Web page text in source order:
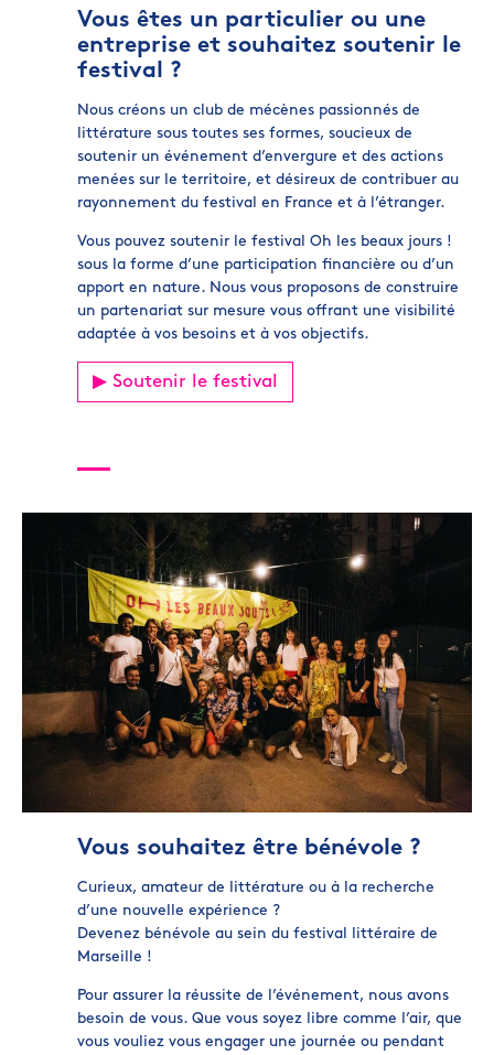
Vous êtes un particulier ou une
entreprise et souhaitez soutenir le
festival ?
Nous créons un club de mécènes passionnés de
littérature sous toutes ses formes, soucieux de
soutenir un événement d’envergure et des actions
menées sur le territoire, et désireux de contribuer au
rayonnement du festival en France et à l’étranger.
Vous pouvez soutenir le festival Oh les beaux jours !
sous la forme d’une participation financière ou d’un
apport en nature. Nous vous proposons de construire
un partenariat sur mesure vous offrant une visibilité
adaptée à vos besoins et à vos objectifs.
▶︎ Soutenir le festival
Vous souhaitez être bénévole ?
Curieux, amateur de littérature ou à la recherche
d’une nouvelle expérience ?
Devenez bénévole au sein du festival littéraire de
Marseille !
Pour assurer la réussite de l’événement, nous avons
besoin de vous. Que vous soyez libre comme l’air, que
vous vouliez vous engager une journée ou pendant